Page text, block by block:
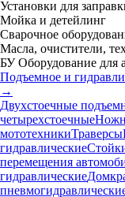
Установки для
Мойка и детейлинг
Сварочное
Масла, очистители,
БУ Оборудование для
Подъемное и
→
Двухстоечные
четырехстоечные
мототехникиТраверсы
гидравлические
перемещения
гидравлические